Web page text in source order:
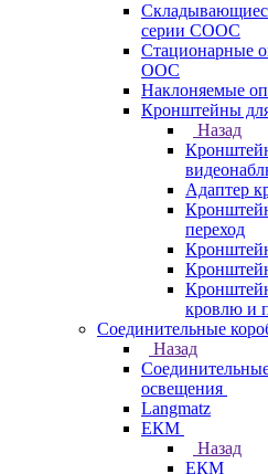
серии СООС
Стационарные
ООС
Наклоняемые
Кронштейны
Назад
Адаптер
переход
кровлю и
Соединительные
Назад
освещения
Langmatz
ЕКМ
Назад
ЕКМ